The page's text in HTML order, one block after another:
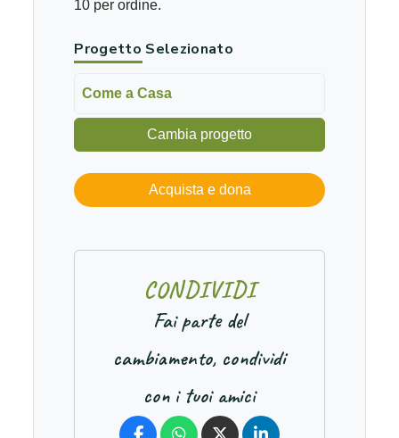
10 per ordine.
Progetto Selezionato
Come a Casa
Cambia progetto
Acquista e dona
CONDIVIDI
Fai parte del
cambiamento, condividi
con i tuoi amici